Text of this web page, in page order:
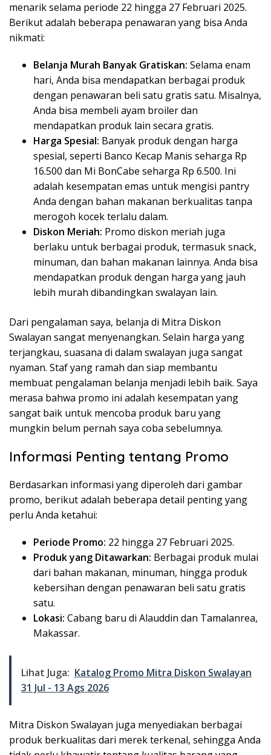
menarik selama periode 22 hingga 27 Februari 2025.
Berikut adalah beberapa penawaran yang bisa Anda
nikmati:
Belanja Murah Banyak Gratiskan: Selama enam
hari, Anda bisa mendapatkan berbagai produk
dengan penawaran beli satu gratis satu. Misalnya,
Anda bisa membeli ayam broiler dan
mendapatkan produk lain secara gratis.
Harga Spesial: Banyak produk dengan harga
spesial, seperti Banco Kecap Manis seharga Rp
16.500 dan Mi BonCabe seharga Rp 6.500. Ini
adalah kesempatan emas untuk mengisi pantry
Anda dengan bahan makanan berkualitas tanpa
merogoh kocek terlalu dalam.
Diskon Meriah: Promo diskon meriah juga
berlaku untuk berbagai produk, termasuk snack,
minuman, dan bahan makanan lainnya. Anda bisa
mendapatkan produk dengan harga yang jauh
lebih murah dibandingkan swalayan lain.
Dari pengalaman saya, belanja di Mitra Diskon
Swalayan sangat menyenangkan. Selain harga yang
terjangkau, suasana di dalam swalayan juga sangat
nyaman. Staf yang ramah dan siap membantu
membuat pengalaman belanja menjadi lebih baik. Saya
merasa bahwa promo ini adalah kesempatan yang
sangat baik untuk mencoba produk baru yang
mungkin belum pernah saya coba sebelumnya.
Informasi Penting tentang Promo
Berdasarkan informasi yang diperoleh dari gambar
promo, berikut adalah beberapa detail penting yang
perlu Anda ketahui:
Periode Promo: 22 hingga 27 Februari 2025.
Produk yang Ditawarkan: Berbagai produk mulai
dari bahan makanan, minuman, hingga produk
kebersihan dengan penawaran beli satu gratis
satu.
Lokasi: Cabang baru di Alauddin dan Tamalanrea,
Makassar.
Lihat Juga: Katalog Promo Mitra Diskon Swalayan
31 Jul - 13 Ags 2026
Mitra Diskon Swalayan juga menyediakan berbagai
produk berkualitas dari merek terkenal, sehingga Anda